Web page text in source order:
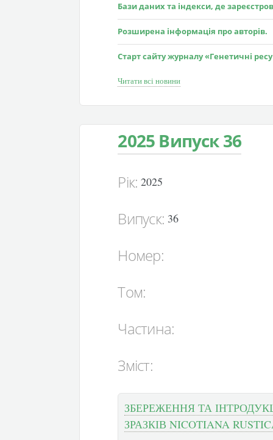
Бази даних та індекси, де
Розширена інформація про авторів.
Старт сайту журналу «Генетичні
Читати всі новини
2025 Випуск 36
Рік: 2025
Випуск: 36
Номер:
Том:
Частина:
Зміст:
ЗБЕРЕЖЕННЯ ТА
ЗРАЗКІВ NICOTIANA